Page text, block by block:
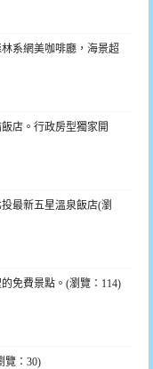
系網美咖啡廳，海景超
店。行政房型獨家開
最新五星溫泉飯店(瀏
免費景點。(瀏覽：114)
覽：30)